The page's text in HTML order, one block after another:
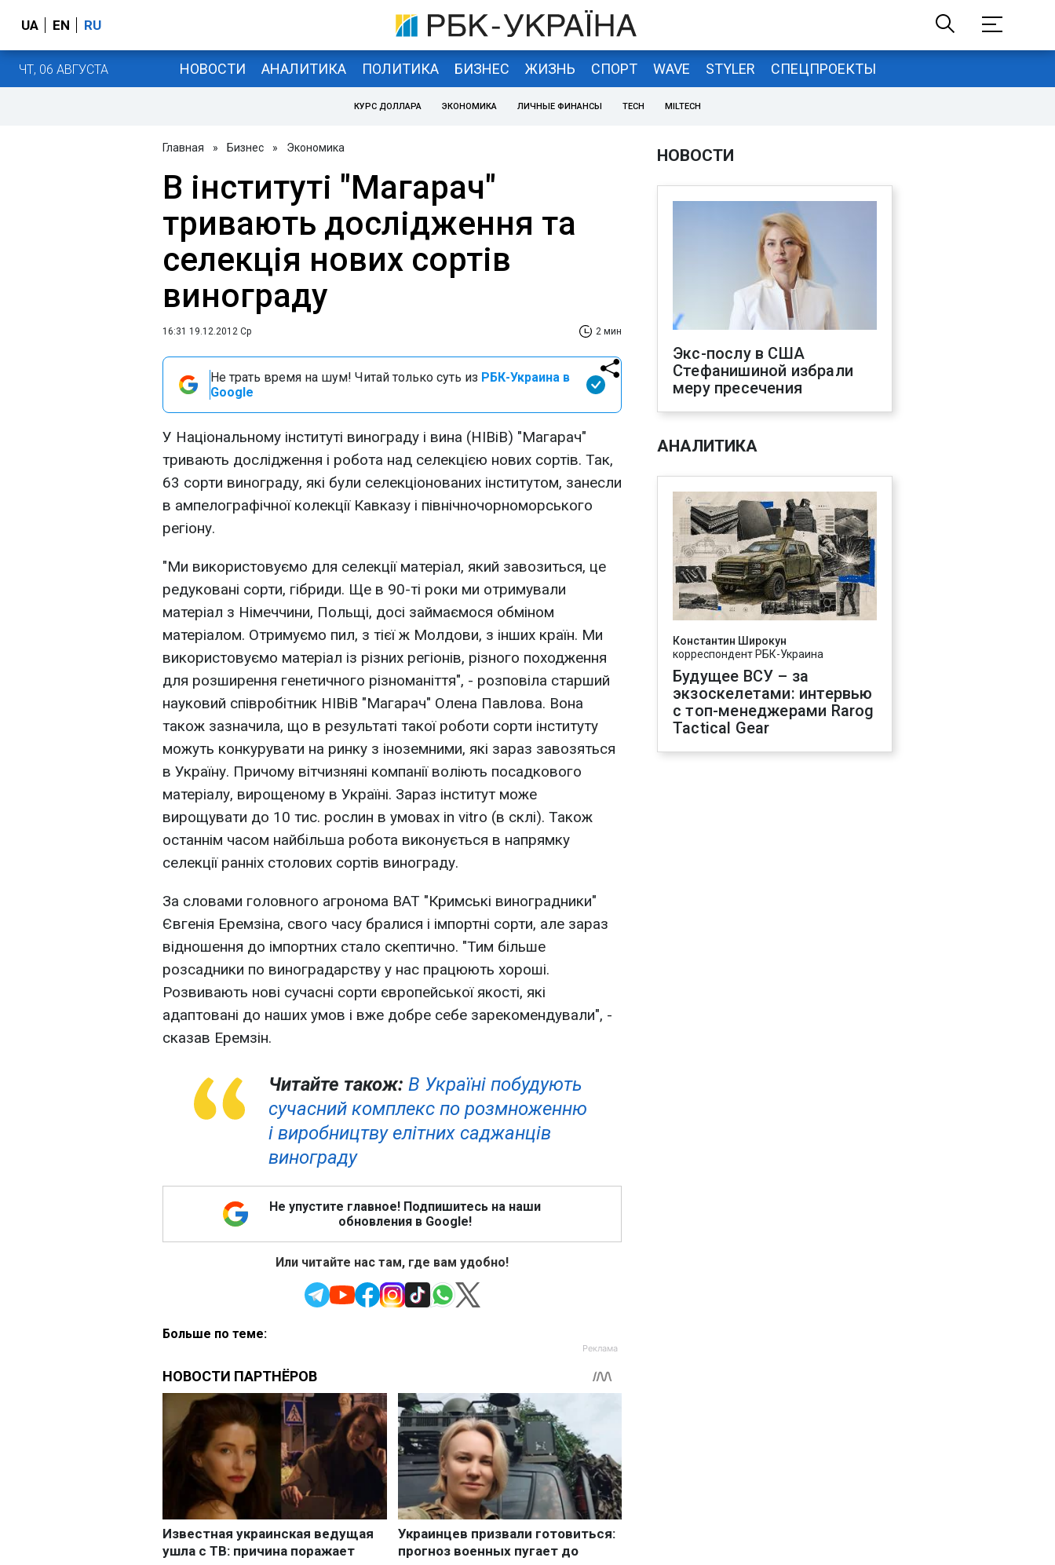
UA EN RU
ЧТ, 06 АВГУСТА НОВОСТИ АНАЛИТИКА ПОЛИТИКА БИЗНЕС ЖИЗНЬ СПОРТ WAVE STYLER СПЕЦПРОЕКТЫ
КУРС ДОЛЛАРА ЭКОНОМИКА ЛИЧНЫЕ ФИНАНСЫ TECH MILTECH
Главная » Бизнес » Экономика
В інституті "Магарач"
тривають дослідження та
селекція нових сортів
винограду
16:31 19.12.2012 Ср 2 мин
Не трать время на шум! Читай только суть из РБК-Украина в
Google
У Національному інституті винограду і вина (НІВіВ) "Магарач"
тривають дослідження і робота над селекцією нових сортів. Так,
63 сорти винограду, які були селекціонованих інститутом, занесли
в ампелографічної колекції Кавказу і північночорноморського
регіону.
"Ми використовуємо для селекції матеріал, який завозиться, це
редуковані сорти, гібриди. Ще в 90-ті роки ми отримували
матеріал з Німеччини, Польщі, досі займаємося обміном
матеріалом. Отримуємо пил, з тієї ж Молдови, з інших країн. Ми
використовуємо матеріал із різних регіонів, різного походження
для розширення генетичного різноманіття", - розповіла старший
науковий співробітник НІВіВ "Магарач" Олена Павлова. Вона
також зазначила, що в результаті такої роботи сорти інституту
можуть конкурувати на ринку з іноземними, які зараз завозяться
в Україну. Причому вітчизняні компанії воліють посадкового
матеріалу, вирощеному в Україні. Зараз інститут може
вирощувати до 10 тис. рослин в умовах in vitro (в склі). Також
останнім часом найбільша робота виконується в напрямку
селекції ранніх столових сортів винограду.
За словами головного агронома ВАТ "Кримські виноградники"
Євгенія Еремзіна, свого часу бралися і імпортні сорти, але зараз
відношення до імпортних стало скептично. "Тим більше
розсадники по виноградарству у нас працюють хороші.
Розвивають нові сучасні сорти європейської якості, які
адаптовані до наших умов і вже добре себе зарекомендували", -
сказав Еремзін.
Читайте також: В Україні побудують
сучасний комплекс по розмноженню
і виробництву елітних саджанців
винограду
Не упустите главное! Подпишитесь на наши
обновления в Google!
Или читайте нас там, где вам удобно!
Больше по теме:
НОВОСТИ
Экс-послу в США
Стефанишиной избрали
меру пресечения
АНАЛИТИКА
Константин Широкун
корреспондент РБК-Украина
Будущее ВСУ – за
экзоскелетами: интервью
с топ-менеджерами Rarog
Tactical Gear